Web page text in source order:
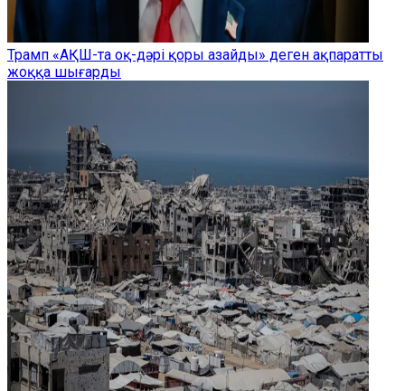
Трамп «АҚШ-та оқ-дәрі қоры азайды» деген ақпаратты
жоққа шығарды